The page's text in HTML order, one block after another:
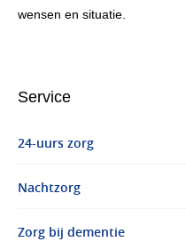
wensen en situatie.
Service
24-uurs zorg
Nachtzorg
Zorg bij dementie